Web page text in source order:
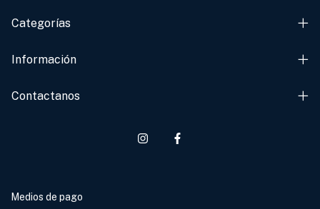
Categorías
Información
Contactanos
Medios de pago